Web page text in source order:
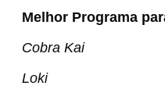
Melhor Programa
Cobra Kai
Loki